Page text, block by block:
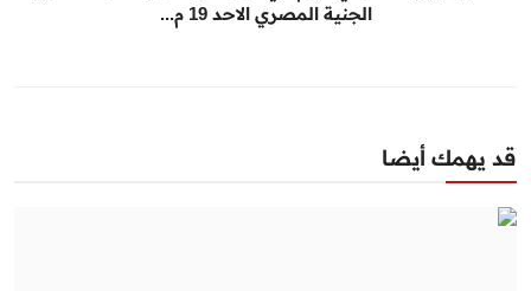
الجنية المصري الاحد 19 م...
قد يهمك أيضا